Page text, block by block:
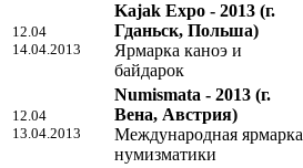
12.04
14.04.2013
Kajak Expo - 2013 (г.
Гданьск, Польша)
Ярмарка каноэ и
байдарок
12.04
13.04.2013
Numismata - 2013 (г.
Вена, Австрия)
Международная ярмарка
нумизматики